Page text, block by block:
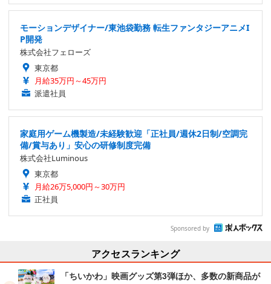
モーションデザイナー/東池袋勤務 転生ファンタジーアニメI
P開発
株式会社フェローズ
東京都
月給35万円～45万円
派遣社員
家庭用ゲーム機製造/未経験歓迎「正社員/週休2日制/空調完
備/賞与あり」安心の研修制度完備
株式会社Luminous
東京都
月給26万5,000円～30万円
正社員
Sponsored by
アクセスランキング
「ちいかわ」映画グッズ第3弾ほか、多数の新商品が